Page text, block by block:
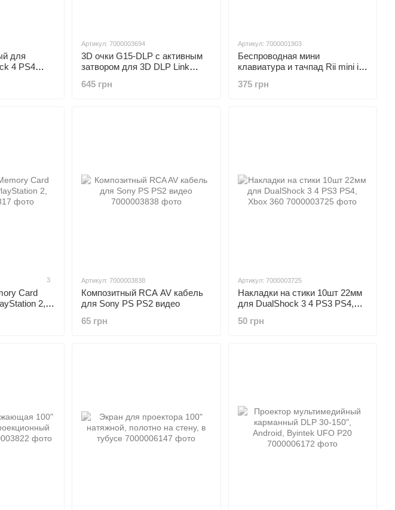
для
4 PS4
Артикул: 7000003694
3D очки G15-DLP с активным
затвором для 3D DLP Link
645 грн
Артикул: 7000001903
Беспроводная мини
клавиатура и тачпад Rii mini i8
375 грн
3
Card
2,
Артикул: 7000003838
Композитный RCA AV кабель
для Sony PS PS2 видео
65 грн
Артикул: 7000003725
Накладки на стики 10шт 22мм
для DualShock 3 4 PS3 PS4,
50 грн